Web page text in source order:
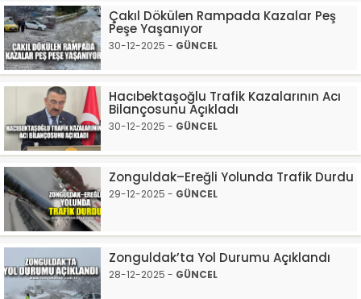
Çakıl Dökülen Rampada Kazalar Peş
Peşe Yaşanıyor
30-12-2025 - GÜNCEL
Hacıbektaşoğlu Trafik Kazalarının Acı
Bilançosunu Açıkladı
30-12-2025 - GÜNCEL
Zonguldak–Ereğli Yolunda Trafik Durdu
29-12-2025 - GÜNCEL
Zonguldak’ta Yol Durumu Açıklandı
28-12-2025 - GÜNCEL